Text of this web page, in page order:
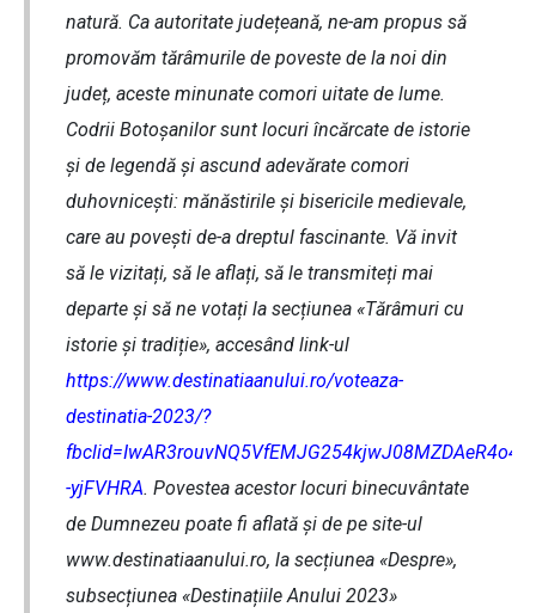
natură. Ca autoritate județeană, ne-am propus să
promovăm tărâmurile de poveste de la noi din
județ, aceste minunate comori uitate de lume.
Codrii Botoșanilor sunt locuri încărcate de istorie
și de legendă și ascund adevărate comori
duhovnicești: mănăstirile și bisericile medievale,
care au povești de-a dreptul fascinante. Vă invit
să le vizitați, să le aflați, să le transmiteți mai
departe și să ne votați la secțiunea «Tărâmuri cu
istorie și tradiție», accesând link-ul
https://www.destinatiaanului.ro/voteaza-
destinatia-2023/?
-yjFVHRA. Povestea acestor locuri binecuvântate
de Dumnezeu poate fi aflată și de pe site-ul
www.destinatiaanului.ro, la secțiunea «Despre»,
subsecțiunea «Destinațiile Anului 2023»